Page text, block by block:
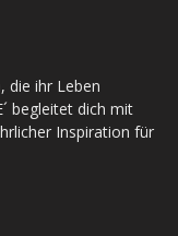
die ihr Leben
begleitet dich mit
Inspiration für